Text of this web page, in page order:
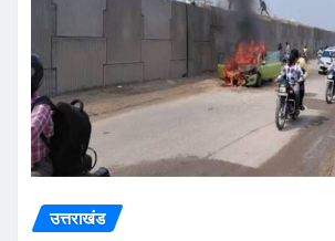
उत्तराखंड